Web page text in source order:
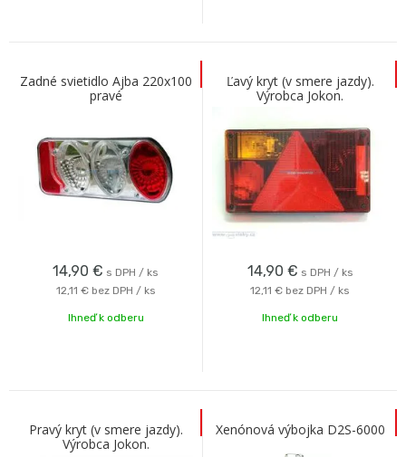
Zadné svietidlo Ajba 220x100
pravé
14,90 € s DPH / ks
12,11 € bez DPH / ks
Ihneď k odberu
Ľavý kryt (v smere jazdy).
Výrobca Jokon.
14,90 € s DPH / ks
12,11 € bez DPH / ks
Ihneď k odberu
Pravý kryt (v smere jazdy).
Výrobca Jokon.
Xenónová výbojka D2S-6000